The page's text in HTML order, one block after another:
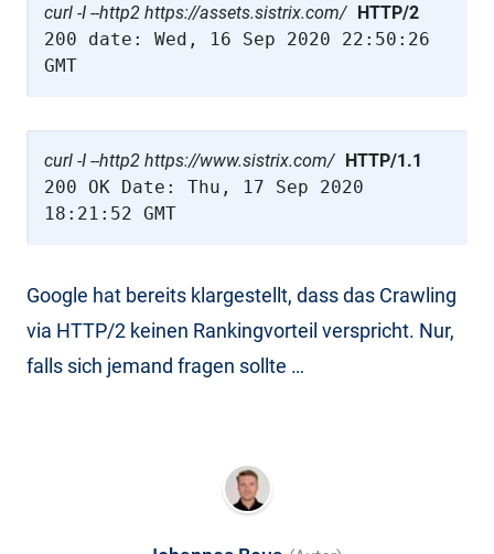
curl -I --http2 https://assets.sistrix.com/
HTTP/2
200 date: Wed, 16 Sep 2020 22:50:26
GMT
curl -I --http2 https://www.sistrix.com/
HTTP/1.1
200 OK Date: Thu, 17 Sep 2020
18:21:52 GMT
Google hat bereits klargestellt, dass das Crawling
via HTTP/2 keinen Rankingvorteil verspricht. Nur,
falls sich jemand fragen sollte …